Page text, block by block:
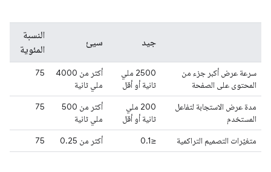
جيد سيئ
النسبة
المئوية
سرعة عرض أكبر جزء من
المحتوى على الصفحة
‫2500 ملي
ثانية أو أقل
أكثر من 4000
ملي ثانية
75
مدة عرض الاستجابة لتفاعل
المستخدم
‫200 ملي
ثانية أو أقل
أكثر من 500
ملي ثانية
75
متغيّرات التصميم التراكمية ‫≤0.1 أكثر من 0.25 75